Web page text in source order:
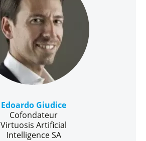
Edoardo Giudice
Cofondateur
Virtuosis Artificial
Intelligence SA